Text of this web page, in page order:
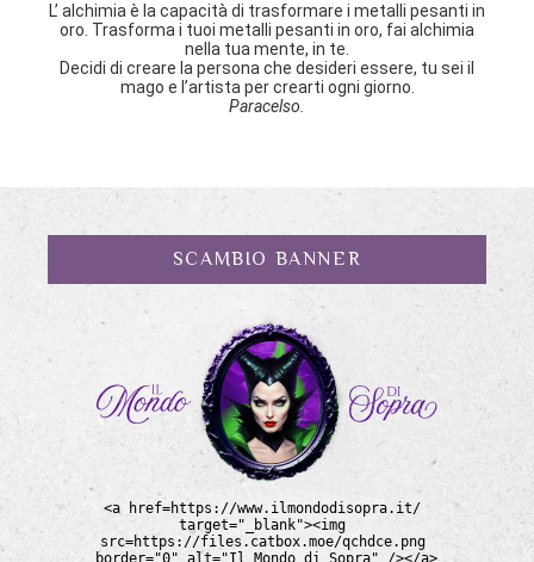
L’ alchimia è la capacità di trasformare i metalli pesanti in
oro. Trasforma i tuoi metalli pesanti in oro, fai alchimia
nella tua mente, in te.
Decidi di creare la persona che desideri essere, tu sei il
mago e l’artista per crearti ogni giorno.
Paracelso.
SCAMBIO BANNER